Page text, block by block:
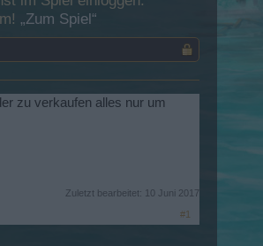
„Zum Spiel“
zu verkaufen alles nur um
Zuletzt bearbeitet: 10 Juni 2017
#1